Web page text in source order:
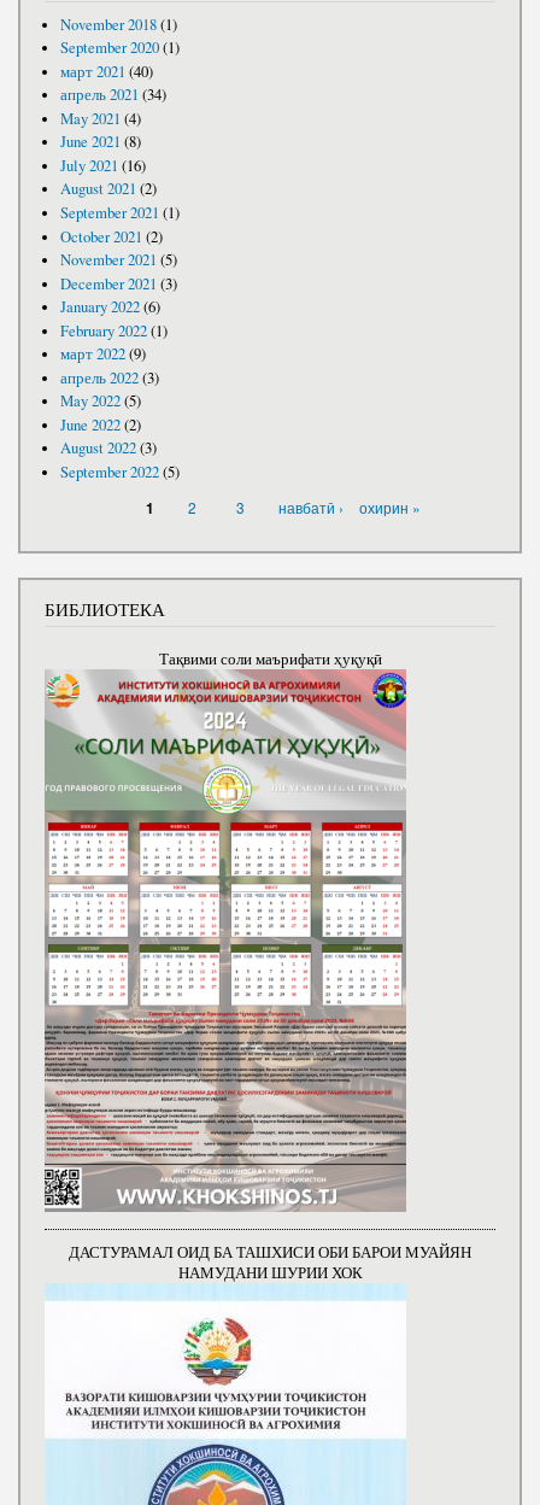
November 2018(1)
September 2020(1)
март 2021 (40)
апрель 2021 (34)
May 2021 (4)
June 2021 (8)
July 2021 (16)
August 2021 (2)
September 2021 (1)
October 2021 (2)
November 2021 (5)
December 2021 (3)
January 2022(6)
February 2022(1)
март 2022(9)
апрель 2022(3)
May 2022(5)
June 2022(2)
August 2022(3)
September 2022(5)
1 2 3 навбатӣ › охирин »
БИБЛИОТЕКА
Тақвими соли маърифати ҳуқуқӣ
ДАСТУРАМАЛ ОИД БА ТАШХИСИ ОБИ БАРОИ МУАЙЯН
НАМУДАНИ ШУРИИ ХОК